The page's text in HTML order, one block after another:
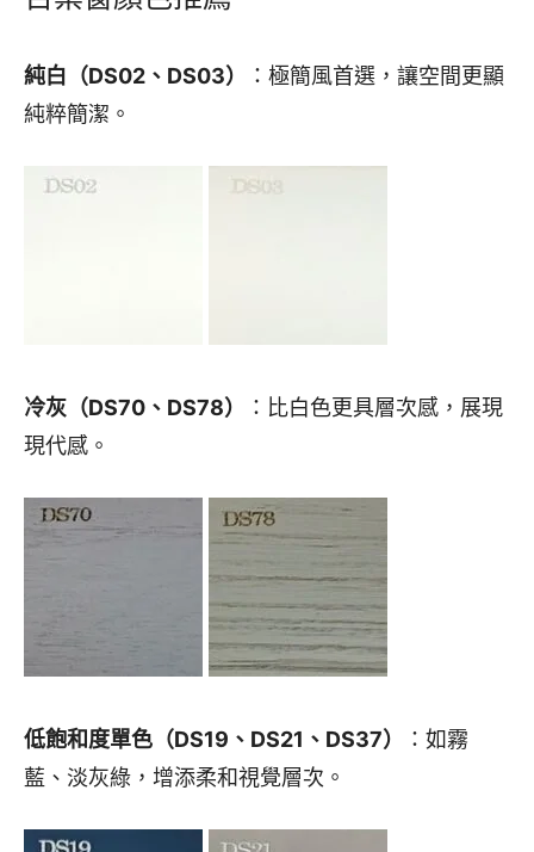
純白（DS02、DS03）
：極簡風首選，讓空間更顯
純粹簡潔。
冷灰（DS70、DS78）
：比白色更具層次感，展現
現代感。
低飽和度單色（DS19、DS21、DS37）
：如霧
藍、淡灰綠，增添柔和視覺層次。